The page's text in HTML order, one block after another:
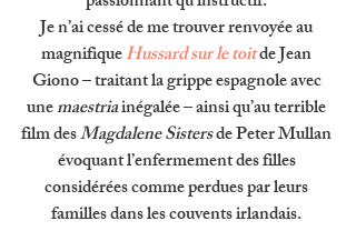
Je n’ai cessé de me trouver renvoyée au
magnifique Hussard sur le toit de Jean
Giono – traitant la grippe espagnole avec
une maestria inégalée – ainsi qu’au terrible
film des Magdalene Sisters de Peter Mullan
évoquant l’enfermement des filles
considérées comme perdues par leurs
familles dans les couvents irlandais.